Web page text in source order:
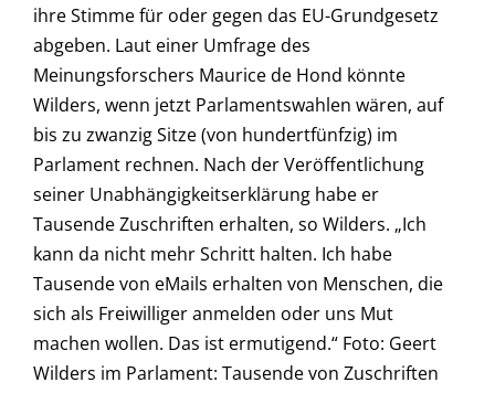
ihre Stimme für oder gegen das EU-Grundgesetz
abgeben. Laut einer Umfrage des
Meinungsforschers Maurice de Hond könnte
Wilders, wenn jetzt Parlamentswahlen wären, auf
bis zu zwanzig Sitze (von hundertfünfzig) im
Parlament rechnen. Nach der Veröffentlichung
seiner Unabhängigkeitserklärung habe er
Tausende Zuschriften erhalten, so Wilders. „Ich
kann da nicht mehr Schritt halten. Ich habe
Tausende von eMails erhalten von Menschen, die
sich als Freiwilliger anmelden oder uns Mut
machen wollen. Das ist ermutigend.“ Foto: Geert
Wilders im Parlament: Tausende von Zuschriften